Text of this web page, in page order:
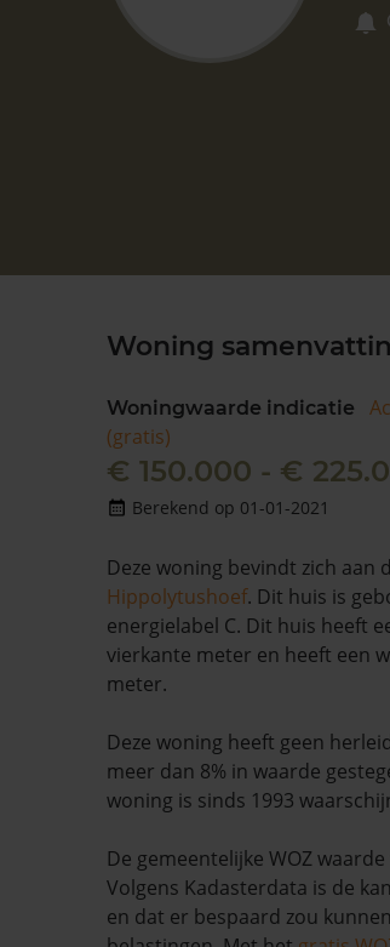
Woning
Woningwaarde indicatie
(gratis)
€ 150.000 - €
Berekend op 01-01-2021
Deze woning bevindt zich aan
Hippolytushoef. Dit huis is
energielabel C. Dit huis heeft
vierkante meter en heeft een
meter.
Deze woning heeft geen
meer dan 8% in waarde
woning is sinds 1993
De gemeentelijke WOZ
Volgens Kadasterdata is de
en dat er bespaard zou